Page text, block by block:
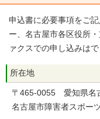
申込書に必要事項をご
ー、名古屋市各区役所
ァクスでの申し込みは
所在地
〒465-0055 愛知県名
名古屋市障害者スポー